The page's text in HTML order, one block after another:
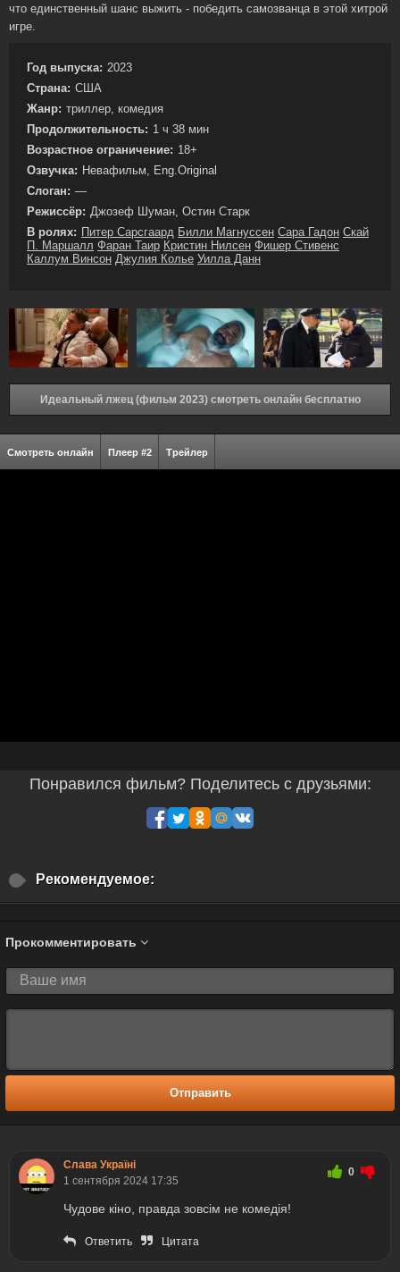
что единственный шанс выжить - победить самозванца в этой хитрой
игре.
Год выпуска: 2023
Страна: США
Жанр: триллер, комедия
Продолжительность: 1 ч 38 мин
Возрастное ограничение: 18+
Озвучка: Невафильм, Eng.Original
Слоган: —
Режиссёр: Джозеф Шуман, Остин Старк
В ролях: Питер Сарсгаард Билли Магнуссен Сара Гадон Скай
П. Маршалл Фаран Таир Кристин Нилсен Фишер Стивенс
Каллум Винсон Джулия Колье Уилла Данн
Идеальный лжец (фильм 2023) смотреть онлайн бесплатно
Смотреть онлайн Плеер #2 Трейлер
Понравился фильм? Поделитесь с друзьями:
Рекомендуемое:
Прокомментировать
Отправить
Слава Україні
1 сентября 2024 17:35
0
Чудове кіно, правда зовсім не комедія!
Ответить Цитата